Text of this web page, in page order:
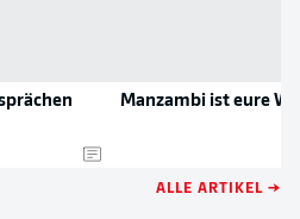
Manzambi ist eure
ALLE ARTIKEL →